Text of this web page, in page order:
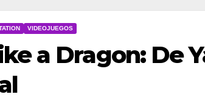
VIDEOJUEGOS
a Dragon: De